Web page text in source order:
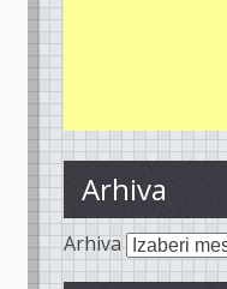
Arhiva
Arhiva